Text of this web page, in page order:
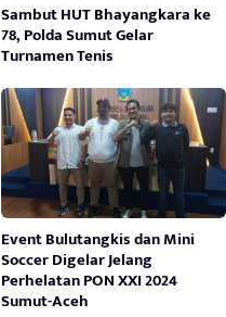
Sambut HUT Bhayangkara ke
78, Polda Sumut Gelar
Turnamen Tenis
Event Bulutangkis dan Mini
Soccer Digelar Jelang
Perhelatan PON XXI 2024
Sumut-Aceh